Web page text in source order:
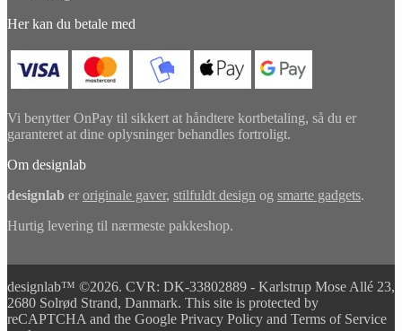
Her kan du betale med
Vi benytter OnPay til sikkert at håndtere kortbetaling, så du er
garanteret at dine oplysninger behandles fortroligt.
Om designlab
designlab er originale gaver, stilfuldt design og smarte gadgets.
Hurtig levering til nærmeste pakkeshop.
designlab™ ©2026. CVR: DK-33802889 - Karlstrup Mose Allé 23,
2680 Solrød Strand, Danmark. This site is protected by
reCAPTCHA and the Google Privacy Policy and Terms of Service